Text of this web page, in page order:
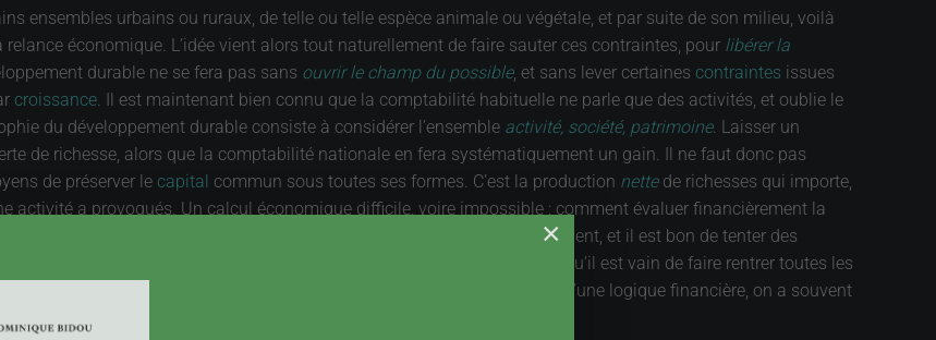
ensembles urbains ou ruraux, de telle ou telle espèce animale ou végétale, et par suite de son milieu, voilà
économique. L’idée vient alors tout naturellement de faire sauter ces contraintes, pour libérer la
durable ne se fera pas sans ouvrir le champ du possible, et sans lever certaines contraintes issues
croissance. Il est maintenant bien connu que la comptabilité habituelle ne parle que des activités, et oublie le
du développement durable consiste à considérer l’ensemble activité, société, patrimoine. Laisser un
de richesse, alors que la comptabilité nationale en fera systématiquement un gain. Il ne faut donc pas
de préserver le capital commun sous toutes ses formes. C’est la production nette de richesses qui importe,
activité a provoqués. Un calcul économique difficile, voire impossible : comment évaluer financièrement la
de la qualité de la vie d’une manière générale ? Les économistes y travaillent, et il est bon de tenter des
choses dépend de nombreux facteurs, qu’elle évolue dans le temps, et qu’il est vain de faire rentrer toutes les
ce soit faute de pouvoir les évaluer, ou bien parce qu’ils ne relèvent pas d’une logique financière, on a souvent
complément des instruments économiques.
×